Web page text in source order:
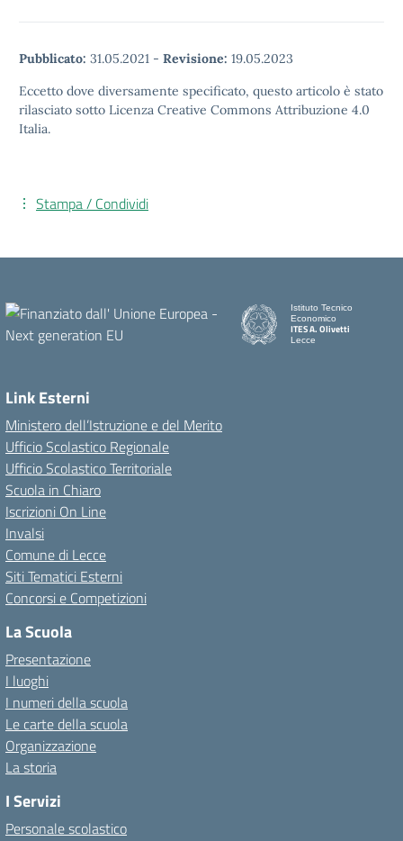
Pubblicato: 31.05.2021 - Revisione: 19.05.2023
Eccetto dove diversamente specificato, questo articolo è stato
rilasciato sotto Licenza Creative Commons Attribuzione 4.0
Italia.
Stampa / Condividi
Istituto Tecnico
Economico
ITES A. Olivetti
Lecce
Link Esterni
Ministero dell’Istruzione e del Merito
Ufficio Scolastico Regionale
Ufficio Scolastico Territoriale
Scuola in Chiaro
Iscrizioni On Line
Invalsi
Comune di Lecce
Siti Tematici Esterni
Concorsi e Competizioni
La Scuola
Presentazione
I luoghi
I numeri della scuola
Le carte della scuola
Organizzazione
La storia
I Servizi
Personale scolastico